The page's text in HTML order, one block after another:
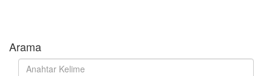
Arama